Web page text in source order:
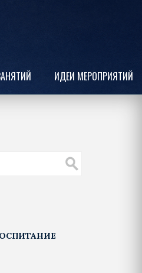
ИДЕИ МЕРОПРИЯТИЙ